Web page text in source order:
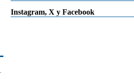
Instagram, X y Facebook